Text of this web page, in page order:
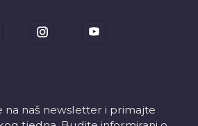
na naš newsletter i primajte